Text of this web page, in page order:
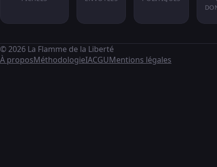
© 2026 La Flamme de la Liberté
À proposMéthodologieIACGUMentions légales